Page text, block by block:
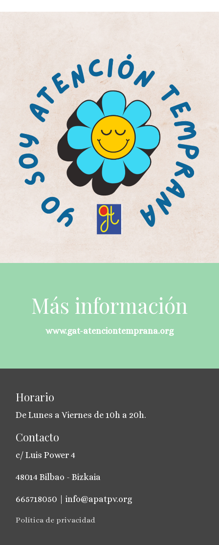
Más información
www.gat-atenciontemprana.org
Horario
De Lunes a Viernes de 10h a 20h.
Contacto
c/ Luis Power 4
48014 Bilbao - Bizkaia
665718050 | info@apatpv.org
Política de privacidad